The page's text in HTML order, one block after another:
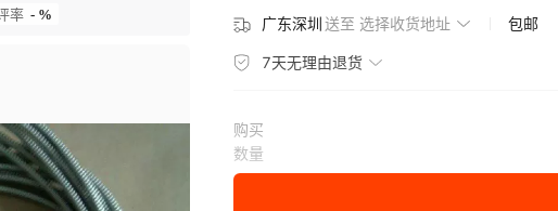
率 - %
广东深圳送至 选择收货地址 包邮
7天无理由退货
购买
数量